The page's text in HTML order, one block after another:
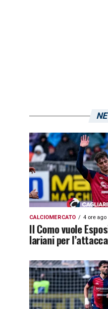
CALCIOMERCATO 4 ore ago
Il Como vuole
lariani per